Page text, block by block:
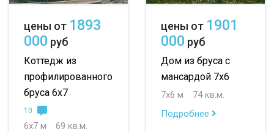
цены от 1893
000 руб
Коттедж из
профилированного
бруса 6х7
10
6х7 м
69 кв.м.
цены от 1901
000 руб
Дом из бруса с
мансардой 7х6
7х6 м
74 кв.м.
Подробнее